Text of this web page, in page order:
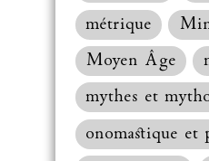
métrique
Moyen Âge
mythes et
onomastique et